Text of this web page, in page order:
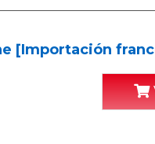
[Importación